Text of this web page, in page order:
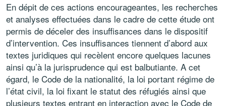
En dépit de ces actions encourageantes, les recherches
et analyses effectuées dans le cadre de cette étude ont
permis de déceler des insuffisances dans le dispositif
d’intervention. Ces insuffisances tiennent d’abord aux
textes juridiques qui recèlent encore quelques lacunes
ainsi qu’à la jurisprudence qui est balbutiante. A cet
égard, le Code de la nationalité, la loi portant régime de
l’état civil, la loi fixant le statut des réfugiés ainsi que
plusieurs textes entrant en interaction avec le Code de